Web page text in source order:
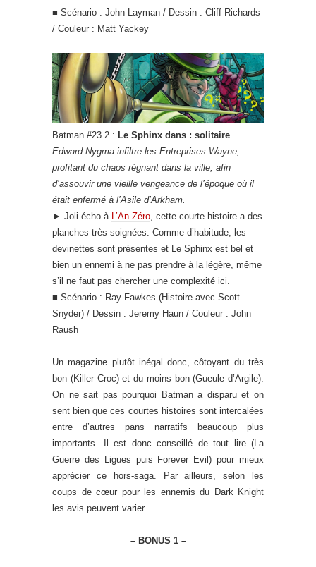
■ Scénario : John Layman / Dessin : Cliff Richards
/ Couleur : Matt Yackey
Batman #23.2 : Le Sphinx dans : solitaire
Edward Nygma infiltre les Entreprises Wayne,
profitant du chaos régnant dans la ville, afin
d’assouvir une vieille vengeance de l’époque où il
était enfermé à l’Asile d’Arkham.
► Joli écho à L’An Zéro, cette courte histoire a des
planches très soignées. Comme d’habitude, les
devinettes sont présentes et Le Sphinx est bel et
bien un ennemi à ne pas prendre à la légère, même
s’il ne faut pas chercher une complexité ici.
■ Scénario : Ray Fawkes (Histoire avec Scott
Snyder) / Dessin : Jeremy Haun / Couleur : John
Raush
Un magazine plutôt inégal donc, côtoyant du très
bon (Killer Croc) et du moins bon (Gueule d’Argile).
On ne sait pas pourquoi Batman a disparu et on
sent bien que ces courtes histoires sont intercalées
entre d’autres pans narratifs beaucoup plus
importants. Il est donc conseillé de tout lire (La
Guerre des Ligues puis Forever Evil) pour mieux
apprécier ce hors-saga. Par ailleurs, selon les
coups de cœur pour les ennemis du Dark Knight
les avis peuvent varier.
– BONUS 1 –